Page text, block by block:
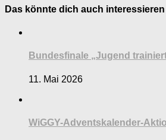
Das könnte dich auch
Bundesfinale „Jugend
11. Mai 2026
WiGGY-Adventskalender-